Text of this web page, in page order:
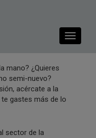
Toggle
mano? ¿Quieres
semi-nuevo?
acércate a la
gastes más de lo
sector de la